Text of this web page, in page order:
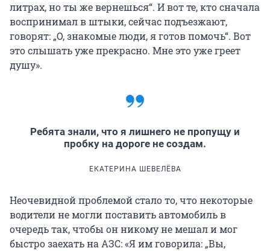
литрах, но ты же вернешься“. И вот те, кто сначала
воспринимал в штыки, сейчас подъезжают,
говорят: „О, знакомые люди, я готов помочь“. Вот
это слышать уже прекрасно. Мне это уже греет
душу».
Ребята знали, что я лишнего не пропущу и
пробку на дороге не создам.
ЕКАТЕРИНА ШЕВЕЛЁВА
Неочевидной проблемой стало то, что некоторые
водители не могли поставить автомобиль в
очередь так, чтобы он никому не мешал и мог
быстро заехать на АЗС: «Я им говорила: „Вы,